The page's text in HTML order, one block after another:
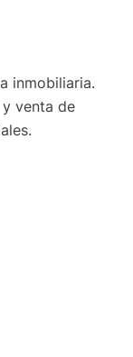
inmobiliaria.
venta de